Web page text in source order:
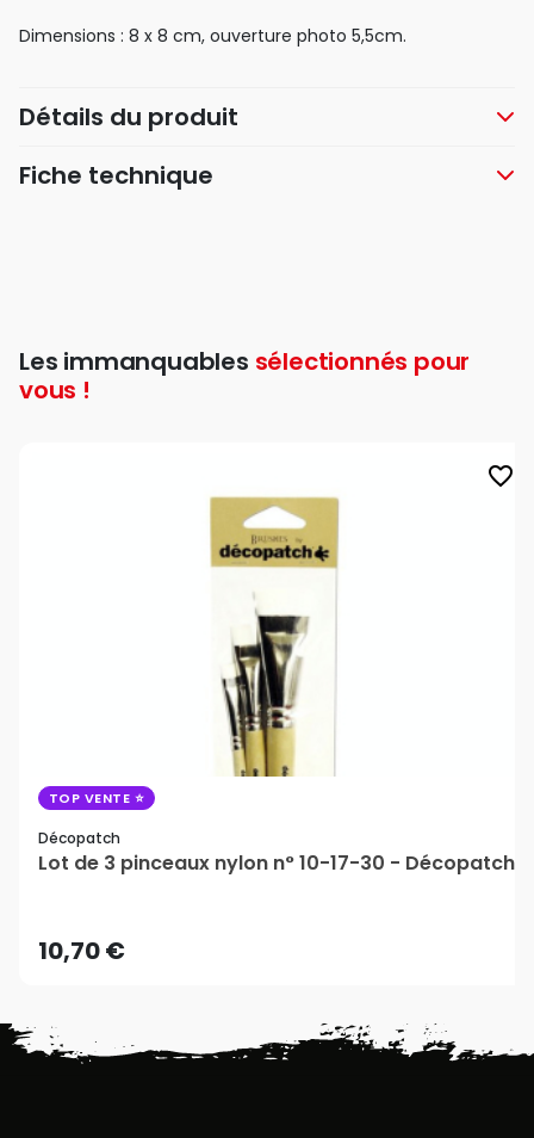
Dimensions : 8 x 8 cm, ouverture photo 5,5cm.
Détails du produit
Fiche technique
Les immanquables sélectionnés pour
vous !
favorite_border
TOP VENTE
Décopatch
Lot de 3 pinceaux nylon n° 10-17-30 - Décopatch
10,70 €